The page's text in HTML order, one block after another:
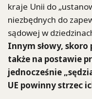
kraje Unii do
niezbędnych do
sądowej w
Innym słowy, skoro
także na postawie
jednocześnie
UE powinny strzec